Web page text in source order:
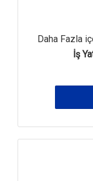
Daha Fazla
İş